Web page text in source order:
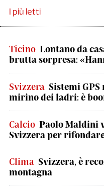
I più letti
Ticino Lontano da
brutta sorpresa:
Svizzera Sistemi
mirino dei ladri: è
Calcio Paolo Maldini
Svizzera per
Clima Svizzera, è
montagna